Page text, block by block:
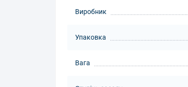
Виробник
Упаковка
Вага